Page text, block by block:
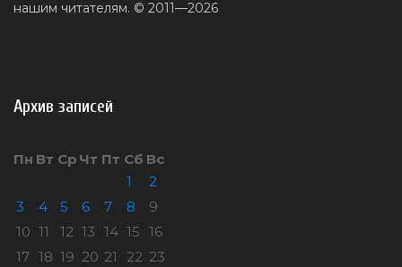
нашим читателям. © 2011—2026
Архив записей
Пн Вт Ср Чт Пт Сб Вс
1
2
3
4 5 6 7 8
9
10 11 12 13 14 15 16
17 18 19 20 21 22 23